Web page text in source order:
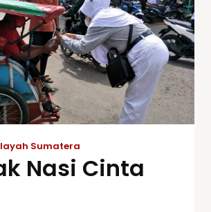
Sumatera
Nasi Cinta